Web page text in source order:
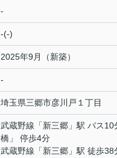
-
-(-)
2025年9月（新築）
-
埼玉県三郷市彦川戸 １丁目
武蔵野線 「新三郷 」駅 バス
橋」 停歩4分
武蔵野線 「新三郷 」駅 徒歩38